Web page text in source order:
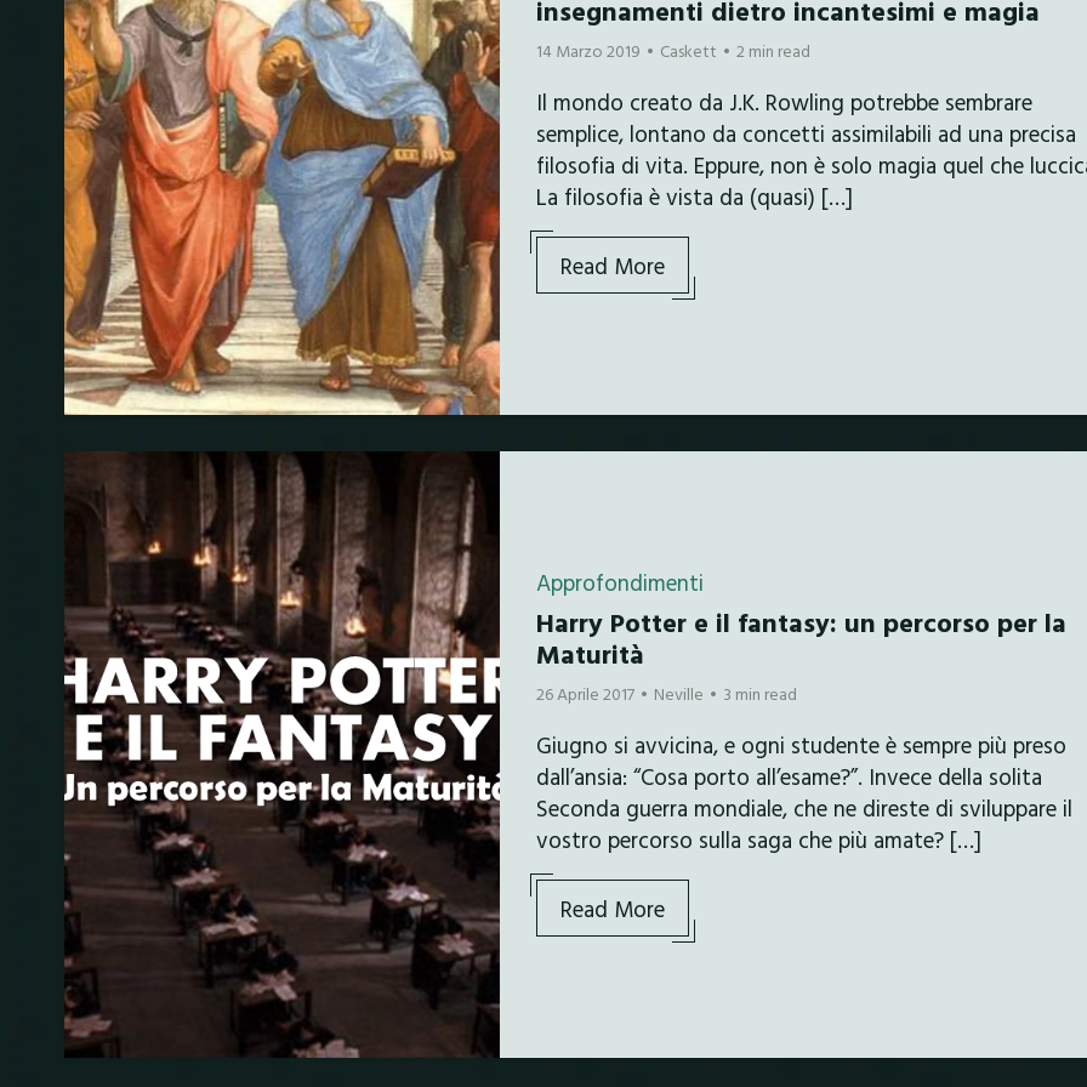
insegnamenti dietro incantesimi e magia
14 Marzo 2019 Caskett 2 min read
Il mondo creato da J.K. Rowling potrebbe sembrare
semplice, lontano da concetti assimilabili ad una precisa
filosofia di vita. Eppure, non è solo magia quel che
La filosofia è vista da (quasi) […]
Read More
Approfondimenti
Harry Potter e il fantasy: un percorso per la
Maturità
26 Aprile 2017 Neville 3 min read
Giugno si avvicina, e ogni studente è sempre più preso
dall’ansia: “Cosa porto all’esame?”. Invece della solita
Seconda guerra mondiale, che ne direste di sviluppare il
vostro percorso sulla saga che più amate? […]
Read More